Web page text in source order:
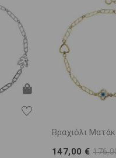
Βραχιόλι
147,00 €